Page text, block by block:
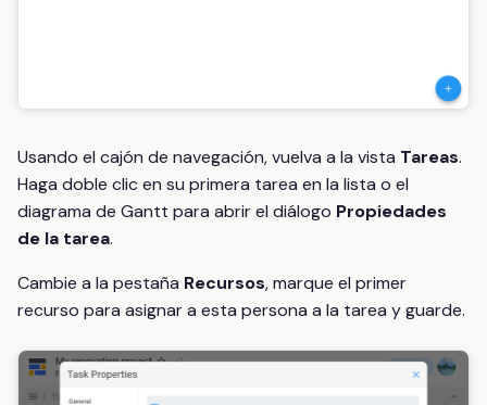
Usando el cajón de navegación, vuelva a la vista Tareas.
Haga doble clic en su primera tarea en la lista o el
diagrama de Gantt para abrir el diálogo Propiedades
de la tarea.
Cambie a la pestaña Recursos, marque el primer
recurso para asignar a esta persona a la tarea y guarde.